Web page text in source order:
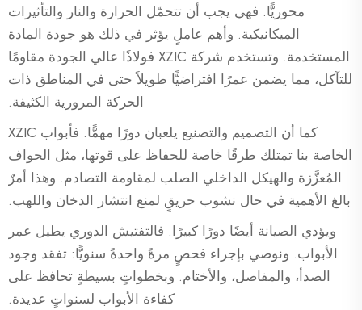
محوريًّا. فهي يجب أن تتحمّل الحرارة والنار والتأثيرات
الميكانيكية. وأهم عاملٍ يؤثر في ذلك هو جودة المادة
المستخدمة. وتستخدم شركة XZIC فولاذًا عالي الجودة مقاومًا
للتآكل، مما يضمن عمرًا افتراضيًّا طويلاً حتى في المناطق ذات
الحركة المرورية الكثيفة.
كما أن التصميم والتصنيع يلعبان دورًا مهمًّا. فأبواب XZIC
الخاصة بنا تمتلك طرقًا خاصة للحفاظ على قوتها، مثل الحواف
المُعزَّزة والهيكل الداخلي الصلب لمقاومة التصادم. وهذا أمرٌ
بالغ الأهمية في حال نشوب حريقٍ لمنع انتشار الدخان واللهب.
ويؤدي الصيانة أيضًا دورًا كبيرًا. فالتفتيش الدوري يطيل عمر
الأبواب. ونوصي بإجراء فحصٍ مرةً واحدةً سنويًّا: تفقد وجود
الصدأ، والمفاصل، والأختام. وبخطواتٍ بسيطةٍ تحافظ على
كفاءة الأبواب لسنواتٍ عديدة.